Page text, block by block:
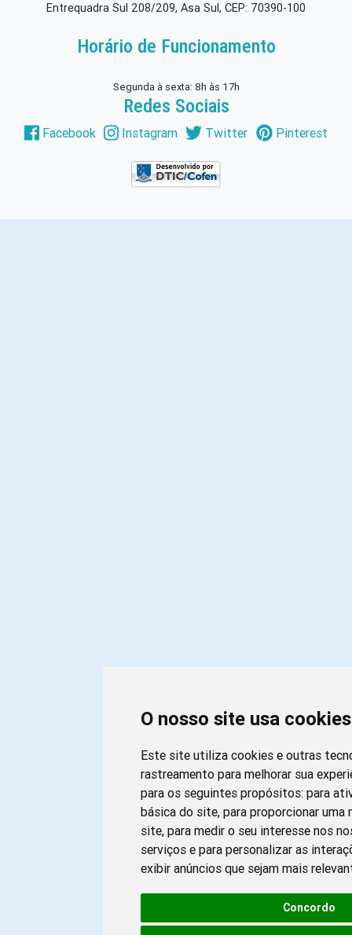
O nosso site usa cookies
Este site utiliza cookies e outras
rastreamento para melhorar sua
para os seguintes propósitos:para
básica do site,para proporcionar uma
site,para medir o seu interesse nos
serviços e para personalizar as
exibir anúncios que sejam mais
Concordo
Entrequadra Sul 208/209, Asa Sul, CEP: 70390-100
Horário de Funcionamento
Segunda à sexta: 8h às 17h
Redes Sociais
Facebook Instagram Twitter Pinterest